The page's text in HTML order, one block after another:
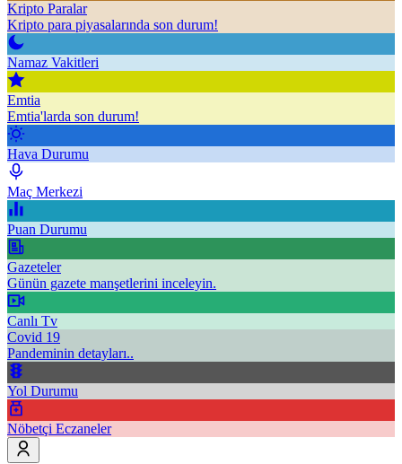
Kripto Paralar
Kripto para piyasalarında son durum!
Namaz Vakitleri
Emtia
Emtia'larda son durum!
Hava Durumu
Maç Merkezi
Puan Durumu
Gazeteler
Günün gazete manşetlerini inceleyin.
Canlı Tv
Covid 19
Pandeminin detayları..
Yol Durumu
Nöbetçi Eczaneler